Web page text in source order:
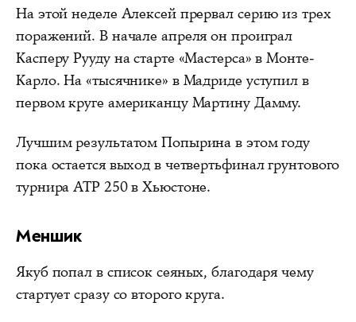
На этой неделе Алексей прервал серию из трех
поражений. В начале апреля он проиграл
Касперу Рууду на старте «Мастерса» в Монте-
Карло. На «тысячнике» в Мадриде уступил в
первом круге американцу Мартину Дамму.
Лучшим результатом Попырина в этом году
пока остается выход в четвертьфинал грунтового
турнира ATP 250 в Хьюстоне.
Меншик
Якуб попал в список сеяных, благодаря чему
стартует сразу со второго круга.